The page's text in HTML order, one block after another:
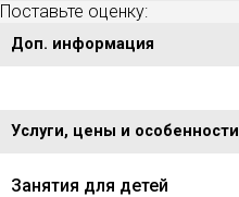
Поставьте оценку:
Доп. информация
Услуги, цены и особенности
Занятия для детей